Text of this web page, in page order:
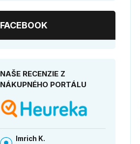
FACEBOOK
NAŠE RECENZIE Z
NÁKUPNÉHO PORTÁLU
Imrich K.